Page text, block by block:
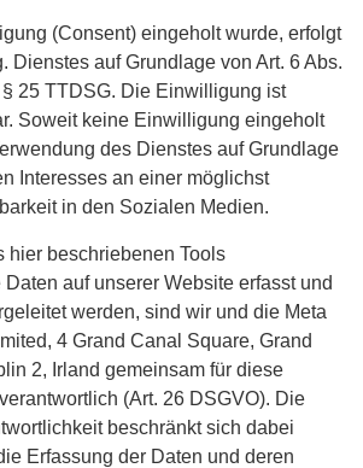
(Consent) eingeholt wurde, erfolgt
Dienstes auf Grundlage von Art. 6 Abs.
25 TTDSG. Die Einwilligung ist
Soweit keine Einwilligung eingeholt
des Dienstes auf Grundlage
Interesses an einer möglichst
in den Sozialen Medien.
hier beschriebenen Tools
auf unserer Website erfasst und
werden, sind wir und die Meta
4 Grand Canal Square, Grand
2, Irland gemeinsam für diese
(Art. 26 DSGVO). Die
beschränkt sich dabei
Erfassung der Daten und deren